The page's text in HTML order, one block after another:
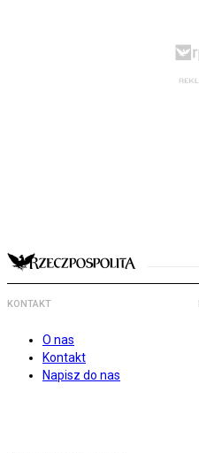
KONTAKT
O nas
Kontakt
Napisz do nas